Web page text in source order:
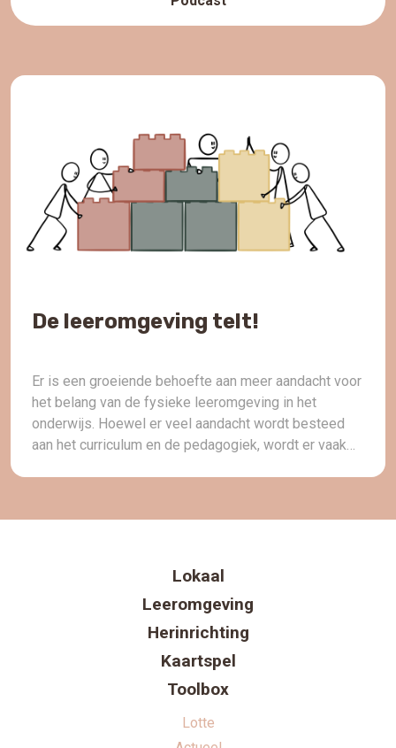
De leeromgeving telt!
Er is een groeiende behoefte aan meer aandacht voor
het belang van de fysieke leeromgeving in het
onderwijs. Hoewel er veel aandacht wordt besteed
aan het curriculum en de pedagogiek, wordt er vaak
Lokaal
Leeromgeving
Herinrichting
Kaartspel
Toolbox
Lotte